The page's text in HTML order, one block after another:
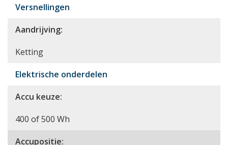
Versnellingen
Aandrijving:
Ketting
Elektrische onderdelen
Accu keuze:
400 of 500 Wh
Accupositie: